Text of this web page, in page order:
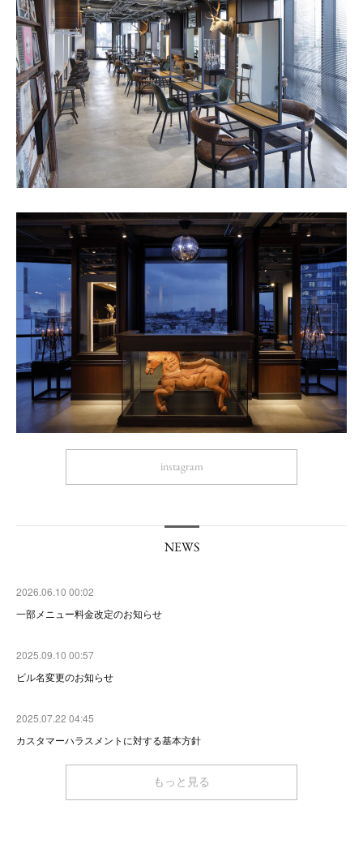
instagram
NEWS
2026.06.10 00:02
一部メニュー料金改定のお知らせ
2025.09.10 00:57
ビル名変更のお知らせ
2025.07.22 04:45
カスタマーハラスメントに対する基本方針
もっと見る